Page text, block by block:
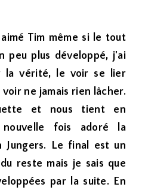
Tim même si le tout
peu plus développé, j'ai
la vérité, le voir se lier
ne jamais rien lâcher.
et nous tient en
fois adoré la
Jungers. Le final est un
reste mais je sais que
par la suite. En